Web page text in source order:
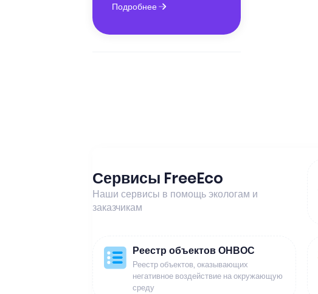
Подробнее
Сервисы FreeEco
Наши сервисы в помощь экологам и
заказчикам
Реестр объектов ОНВОС
Реестр объектов, оказывающих
негативное воздействие на окружающую
среду